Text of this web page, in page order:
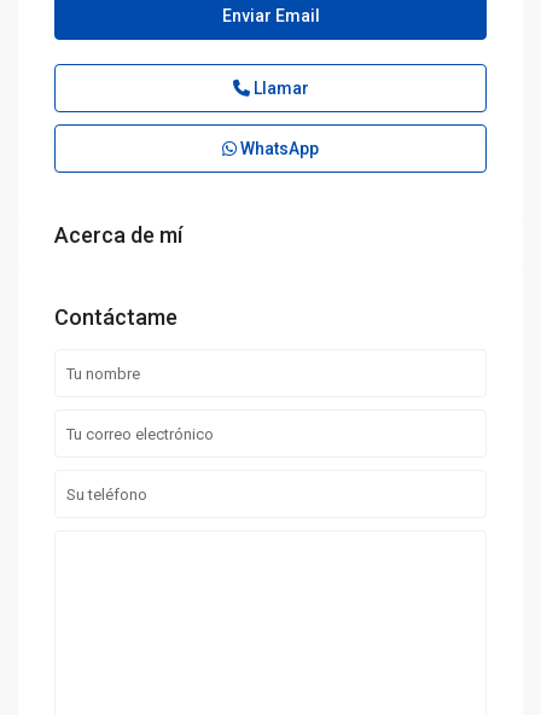
Enviar Email
Llamar
WhatsApp
Acerca de mí
Contáctame